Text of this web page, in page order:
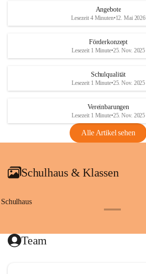
Angebote
Lesezeit 4 Minuten•12. Mai 2026
Förderkonzept
Lesezeit 1 Minute•25. Nov. 2025
Schulqualität
Lesezeit 1 Minute•25. Nov. 2025
Vereinbarungen
Lesezeit 1 Minute•25. Nov. 2025
Alle Artikel sehen
Schulhaus & Klassen
Schulhaus
Team